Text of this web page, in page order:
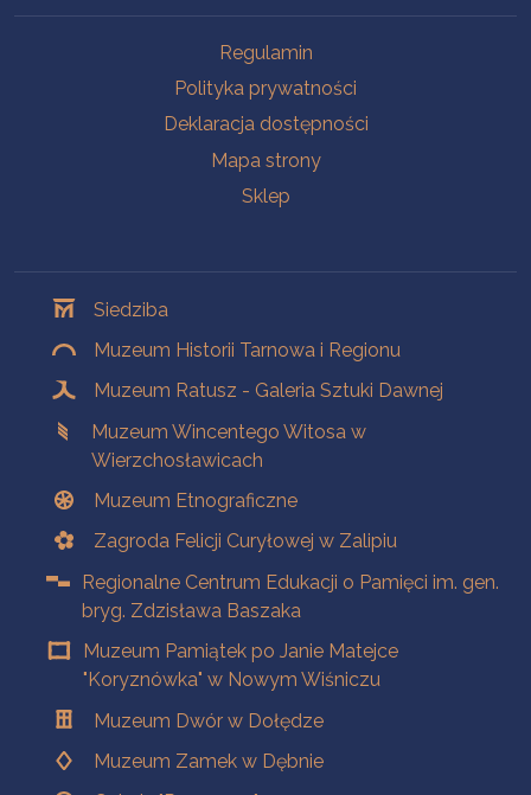
Regulamin
Polityka prywatności
Deklaracja dostępności
Mapa strony
Sklep
Siedziba
Muzeum Historii Tarnowa i Regionu
Muzeum Ratusz - Galeria Sztuki Dawnej
Muzeum Wincentego Witosa w
Wierzchosławicach
Muzeum Etnograficzne
Zagroda Felicji Curyłowej w Zalipiu
Regionalne Centrum Edukacji o Pamięci im. gen.
bryg. Zdzisława Baszaka
Muzeum Pamiątek po Janie Matejce
"Koryznówka" w Nowym Wiśniczu
Muzeum Dwór w Dołędze
Muzeum Zamek w Dębnie